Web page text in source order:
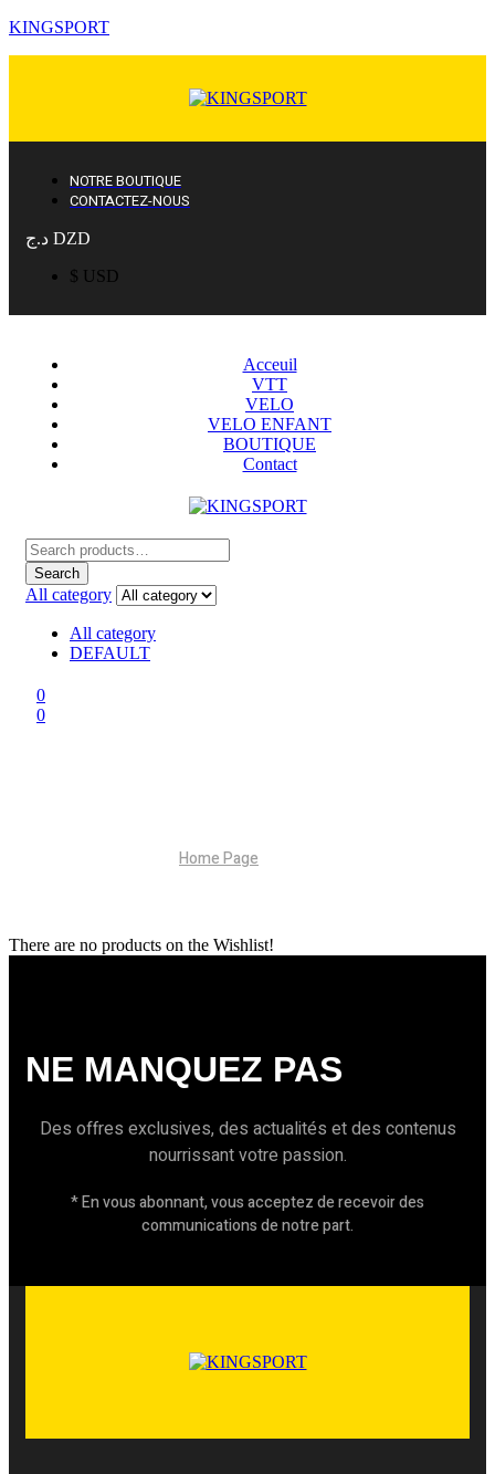
KINGSPORT
NOTRE BOUTIQUE
CONTACTEZ-NOUS
د.ج DZD
$ USD
Acceuil
VTT
VELO
VELO ENFANT
BOUTIQUE
Contact
Search
for:
Search
All category
All category
DEFAULT
0
0
Home Page
There are no products on the Wishlist!
NE MANQUEZ PAS
Des offres exclusives, des actualités et des contenus
nourrissant votre passion.
* En vous abonnant, vous acceptez de recevoir des
communications de notre part.